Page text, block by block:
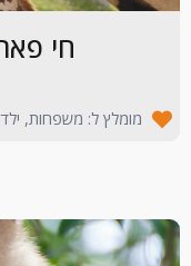
חי
מומלץ ל: משפחות,